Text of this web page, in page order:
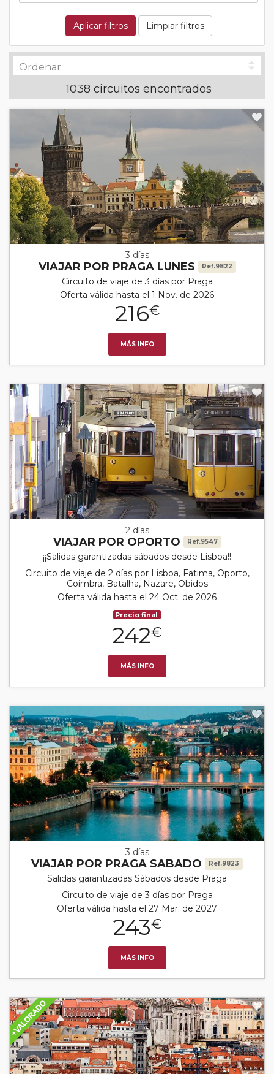
Aplicar filtros Limpiar filtros
1038 circuitos encontrados
3 días
VIAJAR POR PRAGA LUNES Ref.9822
Circuito de viaje de 3 días por Praga
Oferta válida hasta el 1 Nov. de 2026
216€
MÁS INFO
2 días
VIAJAR POR OPORTO Ref.9547
¡¡Salidas garantizadas sábados desde Lisboa!!
Circuito de viaje de 2 días por Lisboa, Fatima, Oporto,
Coimbra, Batalha, Nazare, Obidos
Oferta válida hasta el 24 Oct. de 2026
Precio final
242€
MÁS INFO
3 días
VIAJAR POR PRAGA SABADO Ref.9823
Salidas garantizadas Sábados desde Praga
Circuito de viaje de 3 días por Praga
Oferta válida hasta el 27 Mar. de 2027
243€
MÁS INFO